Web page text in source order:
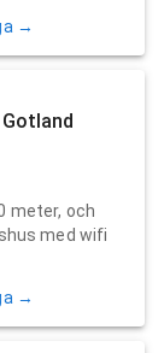
→
meter, och
med wifi
→